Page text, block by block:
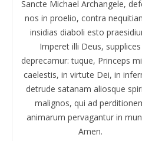
Sancte Michael Archangele,
nos in proelio, contra
insidias diaboli esto
Imperet illi Deus, supplices
deprecamur: tuque, Princeps
caelestis, in virtute Dei, in
detrude satanam aliosque
malignos, qui ad
animarum pervagantur in
Amen.